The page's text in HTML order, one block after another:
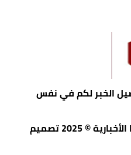
الخبر لكم في نفس
جميع الحقوق محفوظة لـ الرؤيا الأخبارية © 2025 تصميم